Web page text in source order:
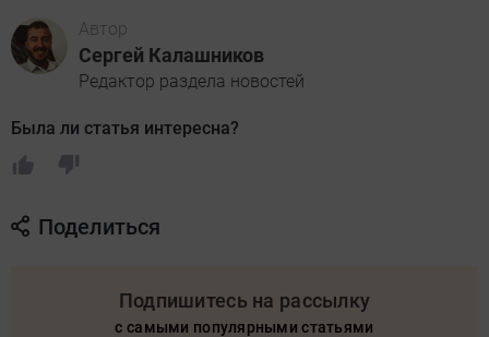
Автор
Сергей Калашников
Редактор раздела новостей
Была ли статья интересна?
Поделиться
Подпишитесь на рассылку
с самыми популярными статьями